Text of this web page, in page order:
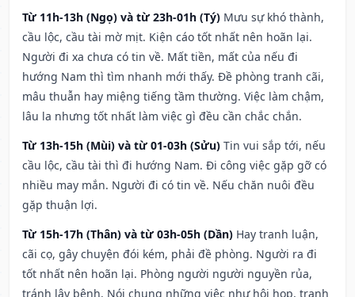
Từ 11h-13h (Ngọ) và từ 23h-01h (Tý) Mưu sự khó thành,
cầu lộc, cầu tài mờ mịt. Kiện cáo tốt nhất nên hoãn lại.
Người đi xa chưa có tin về. Mất tiền, mất của nếu đi
hướng Nam thì tìm nhanh mới thấy. Đề phòng tranh cãi,
mâu thuẫn hay miệng tiếng tầm thường. Việc làm chậm,
lâu la nhưng tốt nhất làm việc gì đều cần chắc chắn.
Từ 13h-15h (Mùi) và từ 01-03h (Sửu) Tin vui sắp tới, nếu
cầu lộc, cầu tài thì đi hướng Nam. Đi công việc gặp gỡ có
nhiều may mắn. Người đi có tin về. Nếu chăn nuôi đều
gặp thuận lợi.
Từ 15h-17h (Thân) và từ 03h-05h (Dần) Hay tranh luận,
cãi cọ, gây chuyện đói kém, phải đề phòng. Người ra đi
tốt nhất nên hoãn lại. Phòng người người nguyền rủa,
tránh lây bệnh. Nói chung những việc như hội họp, tranh